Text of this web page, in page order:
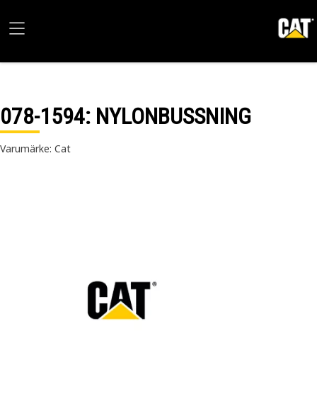
078-1594: NYLONBUSSNING
Varumärke: Cat